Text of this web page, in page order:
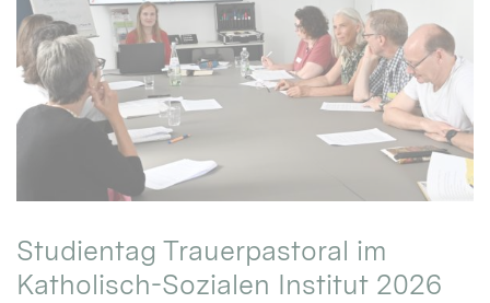
Studientag Trauerpastoral im
Katholisch-Sozialen Institut 2026